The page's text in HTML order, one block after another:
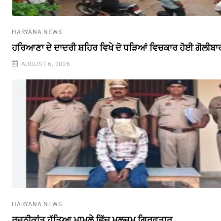
HARYANA NEWS
ਹਰਿਆਣਾ ਦੇ ਦਾਦਰੀ ਸ਼ਹਿਰ ਵਿਖੇ ਦੋ ਧੜਿਆਂ ਵਿਚਕਾਰ ਹੋਈ
AUGUST 6, 2026
HARYANA NEWS